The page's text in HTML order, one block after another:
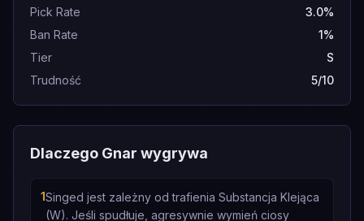
Pick Rate
3.0%
Ban Rate
1%
Tier
S
Trudność
5/10
Dlaczego Gnar wygrywa
1Singed jest zależny od trafienia Substancja Klejąca
(W). Jeśli spudłuje, agresywnie wymień ciosy